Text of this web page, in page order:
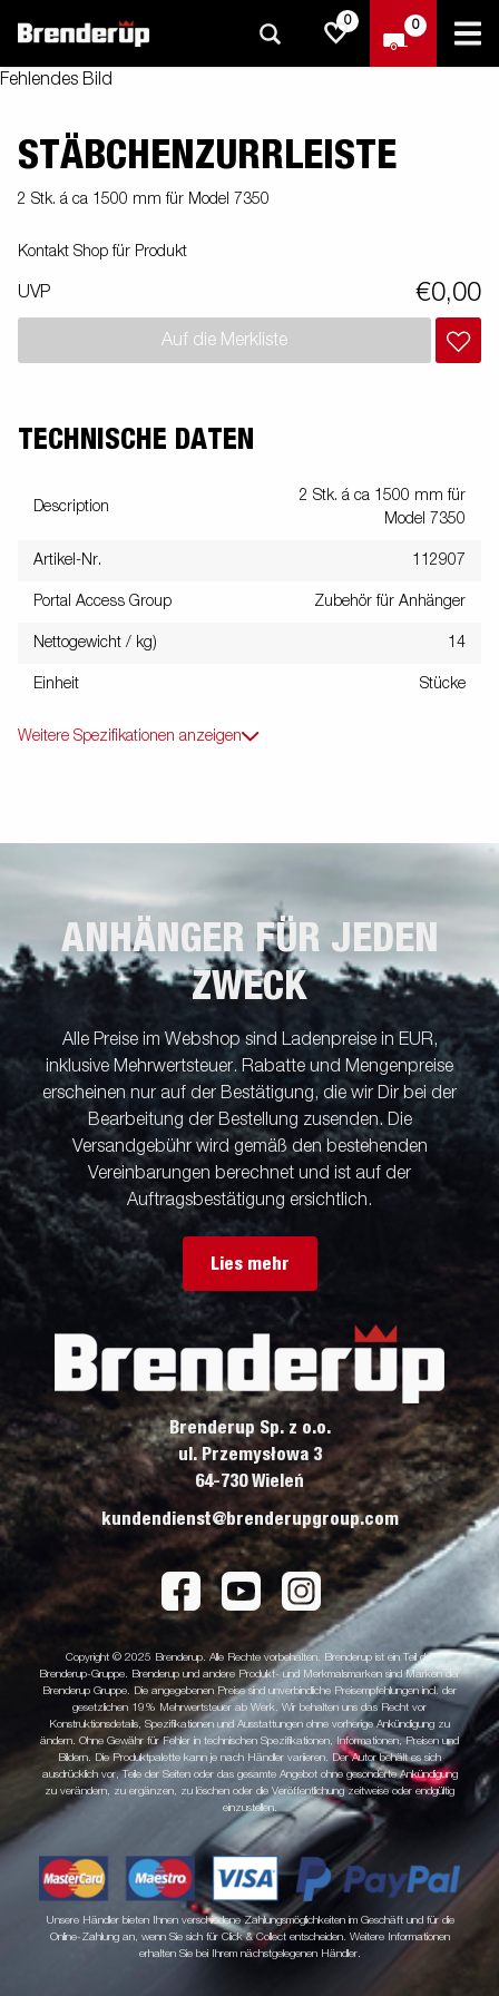
0 0
Fehlendes Bild
STÄBCHENZURRLEISTE
2 Stk. á ca 1500 mm für Model 7350
Kontakt Shop für Produkt
UVP €0,00
Auf die Merkliste
TECHNISCHE DATEN
Description
2 Stk. á ca 1500 mm für
Model 7350
Artikel-Nr. 112907
Portal Access Group Zubehör für Anhänger
Nettogewicht / kg) 14
Einheit Stücke
Weitere Spezifikationen anzeigen
ANHÄNGER FÜR JEDEN
ZWECK
Alle Preise im Webshop sind Ladenpreise in EUR,
inklusive Mehrwertsteuer. Rabatte und Mengenpreise
erscheinen nur auf der Bestätigung, die wir Dir bei der
Bearbeitung der Bestellung zusenden. Die
Versandgebühr wird gemäß den bestehenden
Vereinbarungen berechnet und ist auf der
Auftragsbestätigung ersichtlich.
Lies mehr
Brenderup Sp. z o.o.
ul. Przemysłowa 3
64-730 Wieleń
kundendienst@brenderupgroup.com
Copyright © 2025 Brenderup. Alle Rechte vorbehalten. Brenderup ist ein Teil der
Brenderup-Gruppe. Brenderup und andere Produkt- und Merkmalsmarken sind Marken der
Brenderup Gruppe. Die angegebenen Preise sind unverbindliche Preisempfehlungen incl. der
gesetzlichen 19% Mehrwertsteuer ab Werk. Wir behalten uns das Recht vor
Konstruktionsdetails, Spezifikationen und Ausstattungen ohne vorherige Ankündigung zu
ändern. Ohne Gewähr für Fehler in technischen Spezifikationen, Informationen, Preisen und
Bildern. Die Produktpalette kann je nach Händler variieren. Der Autor behält es sich
ausdrücklich vor, Teile der Seiten oder das gesamte Angebot ohne gesonderte Ankündigung
zu verändern, zu ergänzen, zu löschen oder die Veröffentlichung zeitweise oder endgültig
einzustellen.
Unsere Händler bieten Ihnen verschiedene Zahlungsmöglichkeiten im Geschäft und für die
Online-Zahlung an, wenn Sie sich für Click & Collect entscheiden. Weitere Informationen
erhalten Sie bei Ihrem nächstgelegenen Händler.